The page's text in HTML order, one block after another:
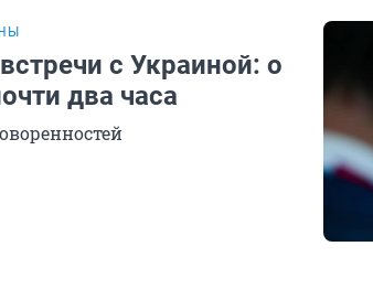
с Украиной: о
два часа